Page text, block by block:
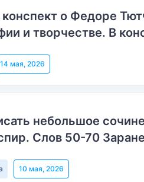
о Федоре
и творчестве. В
14 мая, 2026
небольшое
Слов 50-70
10 мая, 2026